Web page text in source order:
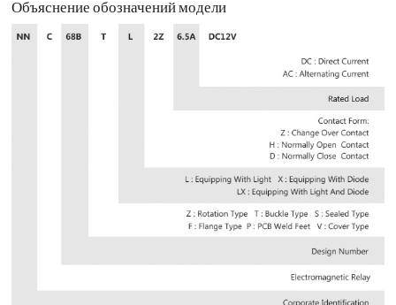
Объяснение обозначений модели